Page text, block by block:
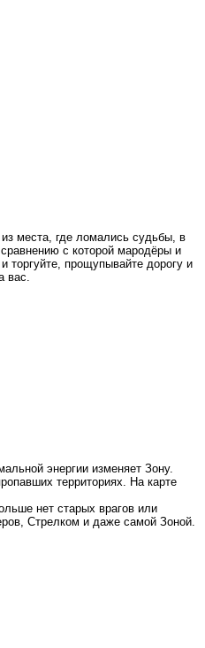
места, где ломались судьбы, в
с которой мародёры и
торгуйте, прощупывайте дорогу и
вас.
энергии изменяет Зону.
территориях. На карте
нет старых врагов или
Стрелком и даже самой Зоной.